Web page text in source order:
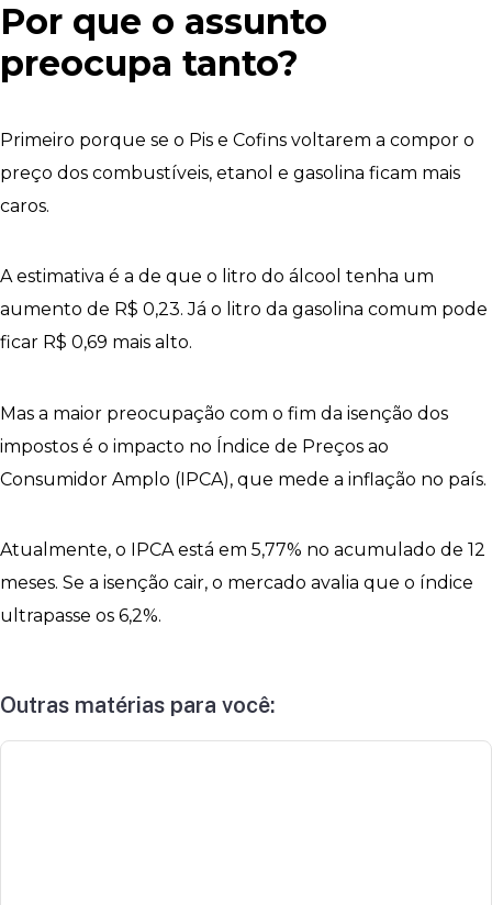
Por que o assunto
preocupa tanto?
Primeiro porque se o Pis e Cofins voltarem a compor o
preço dos combustíveis, etanol e gasolina ficam mais
caros.
A estimativa é a de que o litro do álcool tenha um
aumento de R$ 0,23. Já o litro da gasolina comum pode
ficar R$ 0,69 mais alto.
Mas a maior preocupação com o fim da isenção dos
impostos é o impacto no Índice de Preços ao
Consumidor Amplo (IPCA), que mede a inflação no país.
Atualmente, o IPCA está em 5,77% no acumulado de 12
meses. Se a isenção cair, o mercado avalia que o índice
ultrapasse os 6,2%.
Outras matérias para você: